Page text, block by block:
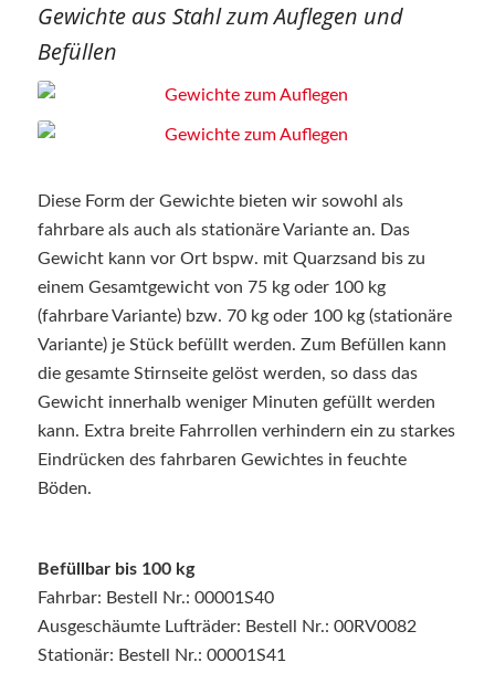
Gewichte aus Stahl zum Auflegen und
Befüllen
Diese Form der Gewichte bieten wir sowohl als
fahrbare als auch als stationäre Variante an. Das
Gewicht kann vor Ort bspw. mit Quarzsand bis zu
einem Gesamtgewicht von 75 kg oder 100 kg
(fahrbare Variante) bzw. 70 kg oder 100 kg (stationäre
Variante) je Stück befüllt werden. Zum Befüllen kann
die gesamte Stirnseite gelöst werden, so dass das
Gewicht innerhalb weniger Minuten gefüllt werden
kann. Extra breite Fahrrollen verhindern ein zu starkes
Eindrücken des fahrbaren Gewichtes in feuchte
Böden.
Befüllbar bis 100 kg
Fahrbar: Bestell Nr.: 00001S40
Ausgeschäumte Lufträder: Bestell Nr.: 00RV0082
Stationär: Bestell Nr.: 00001S41